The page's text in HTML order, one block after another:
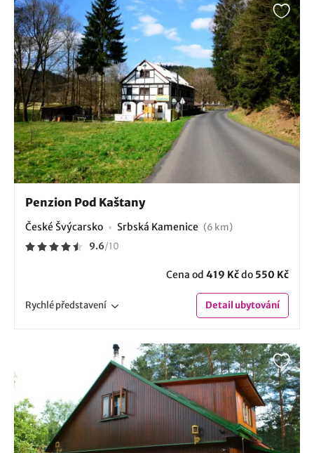
Penzion Pod Kaštany
České Švýcarsko Srbská Kamenice (6 km)
9.6/10
Cena od 419 Kčdo 550 Kč
Rychlépředstavení Detailubytování